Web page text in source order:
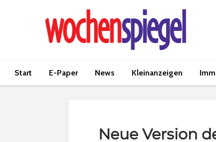
Start E-Paper News Kleinanzeigen
Neue Version